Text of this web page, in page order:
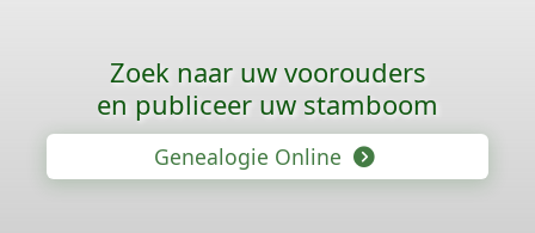
Zoek naar uw voorouders
en publiceer uw stamboom
Genealogie Online